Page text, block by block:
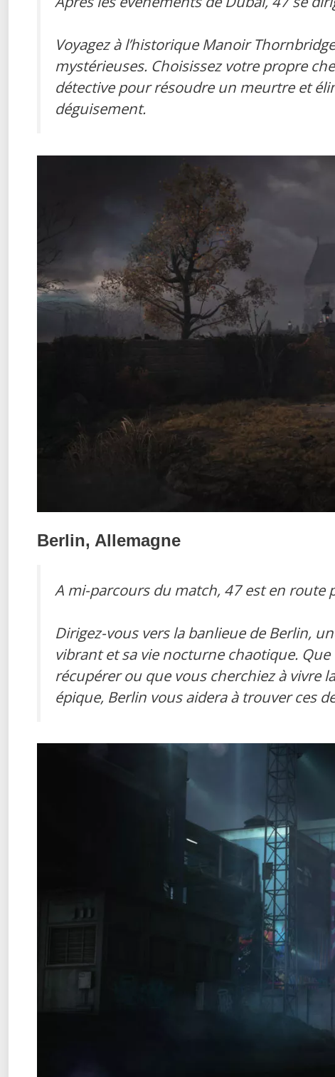
Voyagez à l’historique Manoir
mystérieuses. Choisissez votre propre
détective pour résoudre un meurtre et
déguisement.
Berlin, Allemagne
A mi-parcours du match, 47 est en route
Dirigez-vous vers la banlieue de Berlin,
vibrant et sa vie nocturne chaotique.
récupérer ou que vous cherchiez à vivre
épique, Berlin vous aidera à trouver ces